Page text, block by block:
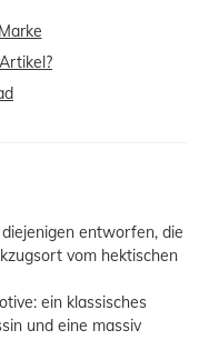
entworfen, die
vom hektischen
ein klassisches
und eine massiv